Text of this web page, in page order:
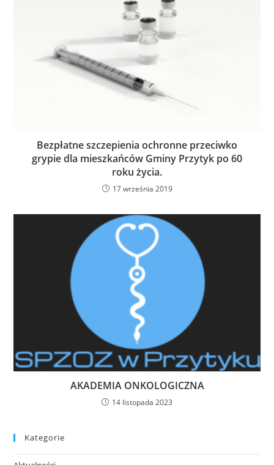
Bezpłatne szczepienia ochronne przeciwko
grypie dla mieszkańców Gminy Przytyk po 60
roku życia.
17 września 2019
AKADEMIA ONKOLOGICZNA
14 listopada 2023
Kategorie